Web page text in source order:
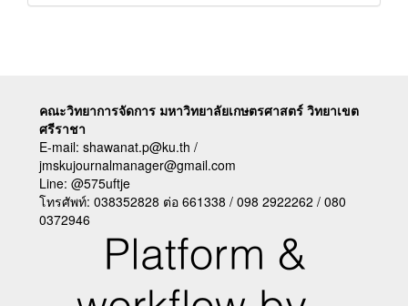
คณะวิทยาการจัดการ มหาวิทยาลัยเกษตรศาสตร์ วิทยาเขต
ศรีราชา
E-mail: shawanat.p@ku.th /
jmskujournalmanager@gmail.com
Line: @575uftje
โทรศัพท์: 038352828 ต่อ 661338 / 098 2922262 / 080
0372946